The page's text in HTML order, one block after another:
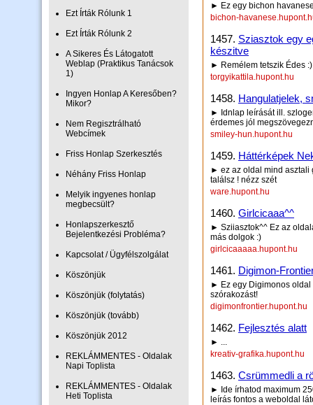
Ezt Írták Rólunk 1
Ezt Írták Rólunk 2
A Sikeres És Látogatott
Weblap (Praktikus Tanácsok
1)
Ingyen Honlap A Keresőben?
Mikor?
Nem Regisztrálható
Webcímek
Friss Honlap Szerkesztés
Néhány Friss Honlap
Melyik ingyenes honlap
megbecsült?
Honlapszerkesztő
Bejelentkezési Probléma?
Kapcsolat / Ügyfélszolgálat
Köszönjük
Köszönjük (folytatás)
Köszönjük (tovább)
Köszönjük 2012
REKLÁMMENTES - Oldalak
Napi Toplista
REKLÁMMENTES - Oldalak
Heti Toplista
► Ez egy bichon
bichon-
1457. Sziasztok egy
készitve
► Remélem tetszik Édes :)
torgyikattila.hupont.hu
1458. Hangulatjelek,
► Idnlap leírását ill.
érdemes jól
smiley-hun.hupont.hu
1459. Háttérképek
► ez az oldal mind asztali
találsz ! nézz szét
ware.hupont.hu
1460. Girlcicaaa^^
► Sziiasztok^^ Ez az
más dolgok :)
girlcicaaaaa.hupont.hu
1461. Digimon-
► Ez egy Digimonos oldal
szórakozást!
digimonfrontier.hupont.hu
1462. Fejlesztés alatt
► ...
kreativ-grafika.hupont.hu
1463. Csrümmedli a
► Ide írhatod maximum
leírás fontos a weboldal